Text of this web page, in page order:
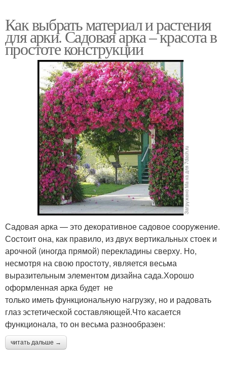
Как выбрать материал и растения
для арки. Садовая арка – красота в
простоте конструкции
Садовая арка — это декоративное садовое сооружение.
Состоит она, как правило, из двух вертикальных стоек и
арочной (иногда прямой) перекладины сверху. Но,
несмотря на свою простоту, является весьма
выразительным элементом дизайна сада.Хорошо
оформленная арка будет не
только иметь функциональную нагрузку, но и радовать
глаз эстетической составляющей.Что касается
функционала, то он весьма разнообразен:
читать дальше →